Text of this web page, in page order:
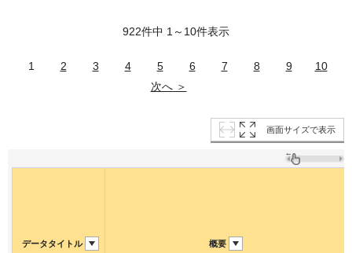
922件中 1～10件表示
1 2 3 4 5 6 7 8 9
10
次へ ＞
画面サイズで表示
データタイトル 概要